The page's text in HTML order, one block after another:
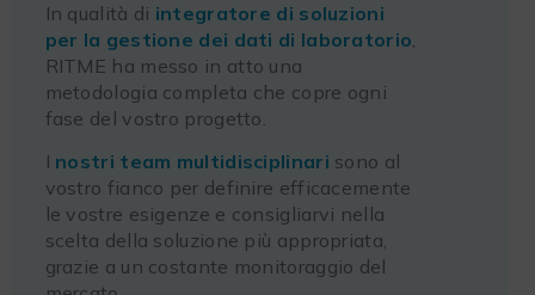
In qualità di integratore di soluzioni
per la gestione dei dati di laboratorio,
RITME ha messo in atto una
metodologia completa che copre ogni
fase del vostro progetto.
I nostri team multidisciplinari sono al
vostro fianco per definire efficacemente
le vostre esigenze e consigliarvi nella
scelta della soluzione più appropriata,
grazie a un costante monitoraggio del